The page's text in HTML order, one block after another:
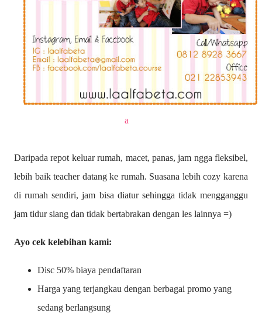
a
Daripada repot keluar rumah, macet, panas, jam ngga fleksibel,
lebih baik teacher datang ke rumah. Suasana lebih cozy karena
di rumah sendiri, jam bisa diatur sehingga tidak mengganggu
jam tidur siang dan tidak bertabrakan dengan les lainnya =)
Ayo cek kelebihan kami:
Disc 50% biaya pendaftaran
Harga yang terjangkau dengan berbagai promo yang
sedang berlangsung